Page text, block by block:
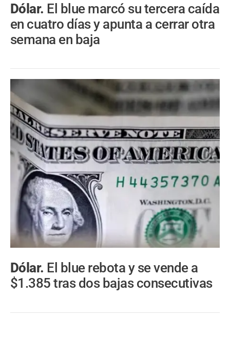
Dólar. El blue marcó su tercera caída
en cuatro días y apunta a cerrar otra
semana en baja
Dólar. El blue rebota y se vende a
$1.385 tras dos bajas consecutivas